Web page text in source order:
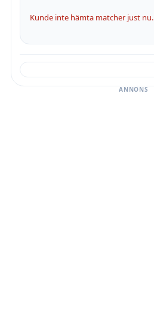
Kunde inte hämta matcher just nu.
ANNONS